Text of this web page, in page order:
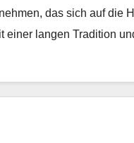
das sich auf die
einer langen Tradition